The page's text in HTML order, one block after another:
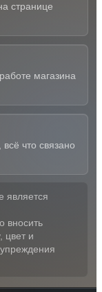
странице
магазина
что связано
является
вносить
цвет и